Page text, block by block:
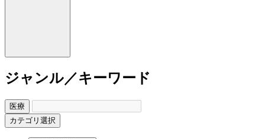
ジャンル／キーワード
医療
カテゴリ選択